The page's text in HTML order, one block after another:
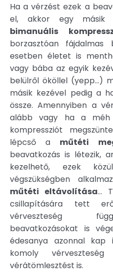
Ha a vérzést ezek a
el, akkor egy másik
bimanuális
borzasztóan
esetben életet is
vagy bába az egyik
belülről ököllel (yepp…)
másik kezével pedig a
össze. Amennyiben a
alább vagy ha a
kompressziót
lépcső a műtéti
beavatkozás is létezik,
kezelhető, ezek
végszükségben
műtéti eltávolítása…
csillapítására tett
vérveszteség
beavatkozásokat is
édesanya azonnal kap
komoly
vérátömlesztést is.